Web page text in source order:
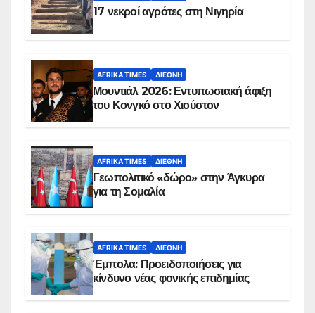
17 νεκροί αγρότες στη Νιγηρία
AFRIKA TIMES ΔΙΕΘΝΉ
Μουντιάλ 2026: Εντυπωσιακή άφιξη
του Κονγκό στο Χιούστον
AFRIKA TIMES ΔΙΕΘΝΉ
Γεωπολιτικό «δώρο» στην Άγκυρα
για τη Σομαλία
AFRIKA TIMES ΔΙΕΘΝΉ
Έμπολα: Προειδοποιήσεις για
κίνδυνο νέας φονικής επιδημίας